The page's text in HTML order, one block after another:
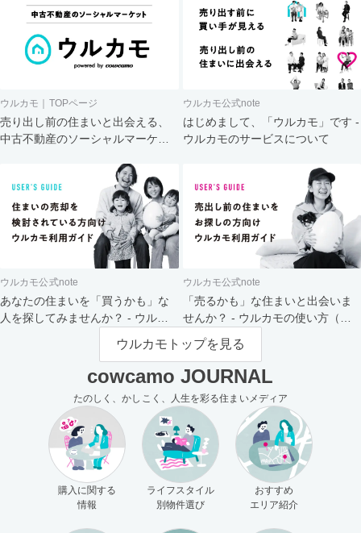
ウルカモ｜TOPページ
売り出し前の住まいと出会える、
中古不動産のソーシャルマーケッ
ウルカモ公式note
はじめまして、「ウルカモ」です -
ウルカモのサービスについて
ウルカモ公式note
あなたの住まいを「買うかも」な
人を探してみませんか？ - ウルカ
ウルカモ公式note
「売るかも」な住まいと出会いま
せんか？ - ウルカモの使い方（買
主さま向け）
ウルカモトップを見る
cowcamo JOURNAL
たのしく、かしこく、人生を彩る住まいメディア
購入に関する
情報
ライフスタイル
別物件選び
おすすめ
エリア紹介